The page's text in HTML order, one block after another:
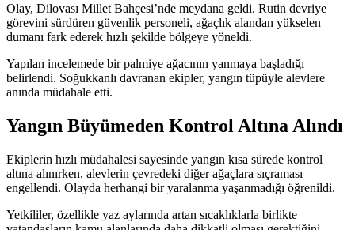
Olay, Dilovası Millet Bahçesi’nde meydana geldi. Rutin devriye
görevini sürdüren güvenlik personeli, ağaçlık alandan yükselen
dumanı fark ederek hızlı şekilde bölgeye yöneldi.
Yapılan incelemede bir palmiye ağacının yanmaya başladığı
belirlendi. Soğukkanlı davranan ekipler, yangın tüpüyle alevlere
anında müdahale etti.
Yangın Büyümeden Kontrol Altına Alındı
Ekiplerin hızlı müdahalesi sayesinde yangın kısa sürede kontrol
altına alınırken, alevlerin çevredeki diğer ağaçlara sıçraması
engellendi. Olayda herhangi bir yaralanma yaşanmadığı öğrenildi.
Yetkililer, özellikle yaz aylarında artan sıcaklıklarla birlikte